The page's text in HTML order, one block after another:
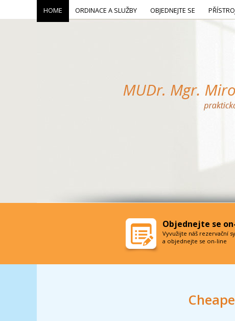
HOME ORDINACE A SLUŽBY OBJEDNEJTE SE
Objednejte se
Vyvužijte náš rezervační
a objednejte se on-line